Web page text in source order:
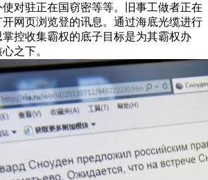
对驻正在国窃密等等。旧事工做者正在
网页浏览登的讯息。通过海底光缆进行
控收集霸权的底子目标是为其霸权办
之下。